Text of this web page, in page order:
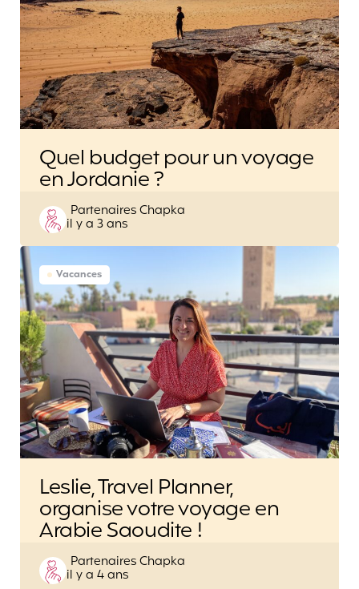
Quel budget pour un voyage
en Jordanie ?
Posted
by
Partenaires Chapka
il y a 3 ans
Vacances
Leslie, Travel Planner,
organise votre voyage en
Arabie Saoudite !
Posted
by
Partenaires Chapka
il y a 4 ans